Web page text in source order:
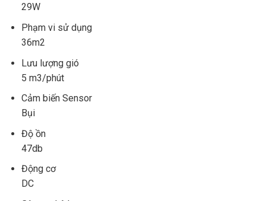
29W
Phạm vi sử dụng
36m2
Lưu lượng gió
5 m3/phút
Cảm biến Sensor
Bụi
Độ ồn
47db
Động cơ
DC